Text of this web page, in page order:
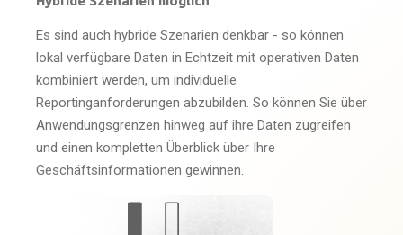
Es sind auch hybride Szenarien denkbar - so können
lokal verfügbare Daten in Echtzeit mit operativen Daten
kombiniert werden, um individuelle
Reportinganforderungen abzubilden. So können Sie über
Anwendungsgrenzen hinweg auf ihre Daten zugreifen
und einen kompletten Überblick über Ihre
Geschäftsinformationen gewinnen.